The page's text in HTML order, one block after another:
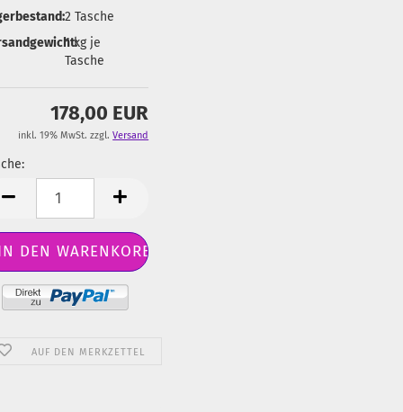
2 Tasche
1kg je
Tasche
178,00 EUR
inkl. 19% MwSt. zzgl.Versand
AUF DEN MERKZETTEL